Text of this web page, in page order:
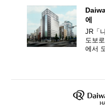
에
JR「
도보
에서